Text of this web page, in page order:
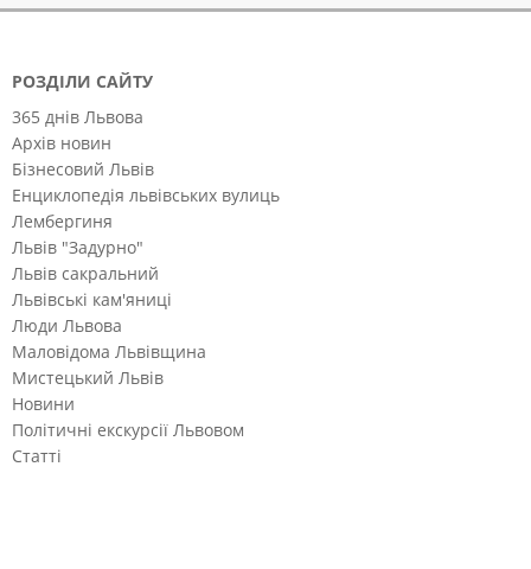
РОЗДІЛИ САЙТУ
365 днів Львова
Архів новин
Бізнесовий Львів
Енциклопедія львівських вулиць
Лембергиня
Львів "Задурно"
Львів сакральний
Львівські кам'яниці
Люди Львова
Маловідома Львівщина
Мистецький Львів
Новини
Політичні екскурсії Львовом
Статті